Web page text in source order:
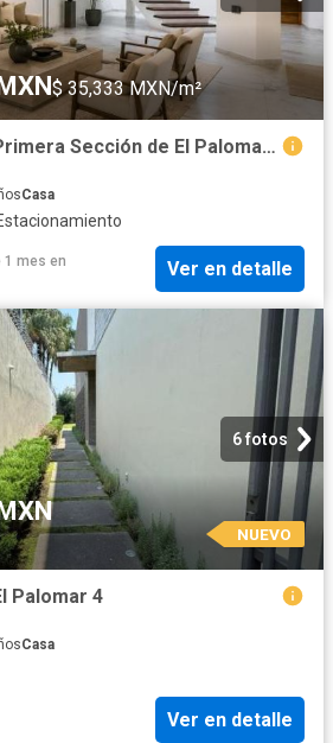
$ 35,333 MXN/m²
Casa en Venta en Primera Sección de El Palomar, Tlajomulco
Casa
1 mes en
Ver en detalle
6 fotos
NUEVO
Palomar 4
Casa
Ver en detalle